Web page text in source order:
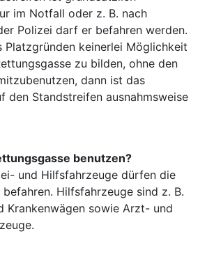
im Notfall oder z. B. nach
Polizei darf er befahren werden.
Platzgründen keinerlei Möglichkeit
zu bilden, ohne den
dann ist das
den Standstreifen ausnahmsweise
benutzen?
und Hilfsfahrzeuge dürfen die
befahren. Hilfsfahrzeuge sind z. B.
Krankenwägen sowie Arzt- und